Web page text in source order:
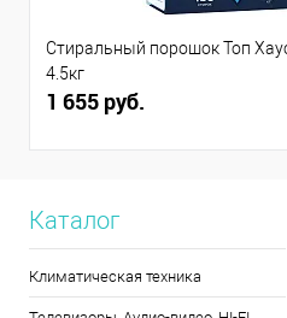
Стиральный порошок Топ
4.5кг
1 655 руб.
Каталог
Климатическая техника